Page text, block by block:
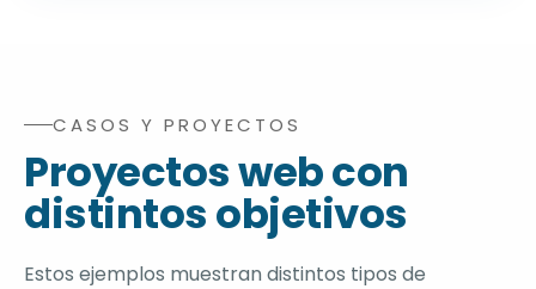
Proyectos de agencia de diseño web WordPress
CASOS Y PROYECTOS
Proyectos web con
distintos objetivos
Estos ejemplos muestran distintos tipos de